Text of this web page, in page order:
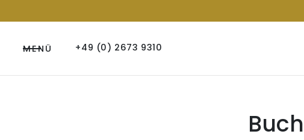
MENÜ +49 (0) 2673 9310